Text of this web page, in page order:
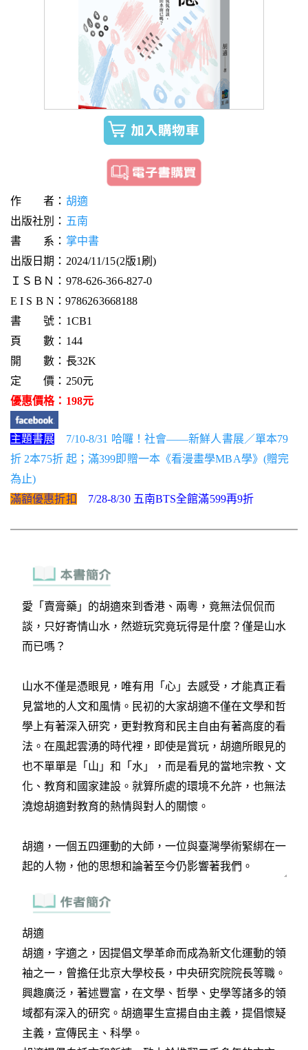
作 者： 胡適
出版社別： 五南
書 系： 掌中書
出版日期：2024/11/15(2版1刷)
ＩＳＢＮ：978-626-366-827-0
E I S B N：9786263668188
書 號：1CB1
頁 數：144
開 數：長32K
定 價：250元
優惠價格：198元
主題書展
7/10-8/31 哈囉！社會——新鮮人書展／單本79
折 2本75折 起；滿399即贈一本《看漫畫學MBA學》(贈完
為止)
滿額優惠折扣
7/28-8/30 五南BTS全館滿599再9折